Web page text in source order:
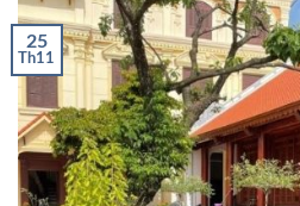
25
Th11